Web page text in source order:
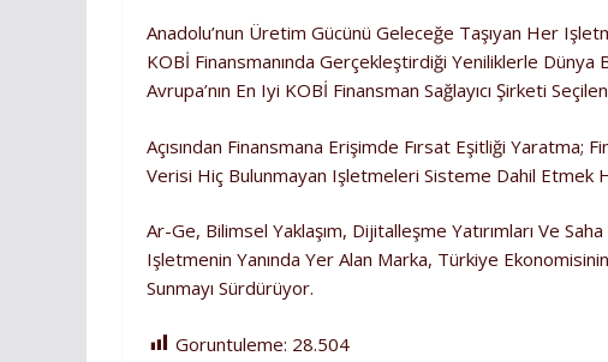
Anadolu’nun Üretim Gücünü Geleceğe Taşıyan Her
KOBİ Finansmanında Gerçekleştirdiği Yeniliklerle Dünya
Avrupa’nın En Iyi KOBİ Finansman Sağlayıcı Şirketi
Açısından Finansmana Erişimde Fırsat Eşitliği Yaratma;
Verisi Hiç Bulunmayan Işletmeleri Sisteme Dahil Etmek
Ar-Ge, Bilimsel Yaklaşım, Dijitalleşme Yatırımları Ve
Işletmenin Yanında Yer Alan Marka, Türkiye
Sunmayı Sürdürüyor.
Goruntuleme: 28.504